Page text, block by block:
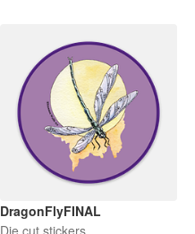
DragonFlyFINAL